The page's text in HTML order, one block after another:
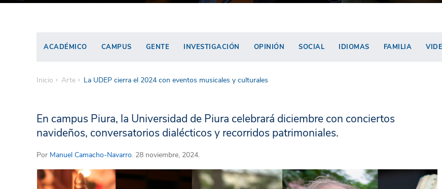
ACADÉMICO CAMPUS GENTE INVESTIGACIÓN OPINIÓN SOCIAL IDIOMAS FAMILIA
Inicio Arte La UDEP cierra el 2024 con eventos musicales y culturales
En campus Piura, la Universidad de Piura celebrará diciembre con conciertos
navideños, conversatorios dialécticos y recorridos patrimoniales.
Por Manuel Camacho-Navarro. 28 noviembre, 2024.